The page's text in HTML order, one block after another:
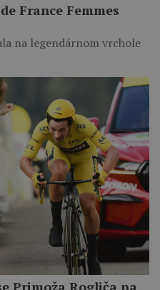
France Femmes
na legendárnom vrchole